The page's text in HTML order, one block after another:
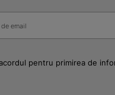
pentru primirea de